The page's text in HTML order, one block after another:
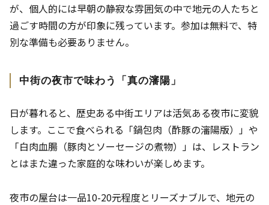
が、個人的には早朝の静寂な雰囲気の中で地元の人たちと
過ごす時間の方が印象に残っています。参加は無料で、特
別な準備も必要ありません。
中街の夜市で味わう「真の瀋陽」
日が暮れると、歴史ある中街エリアは活気ある夜市に変貌
します。ここで食べられる「鍋包肉（酢豚の瀋陽版）」や
「白肉血腸（豚肉とソーセージの煮物）」は、レストラン
とはまた違った家庭的な味わいが楽しめます。
夜市の屋台は一品10-20元程度とリーズナブルで、地元の